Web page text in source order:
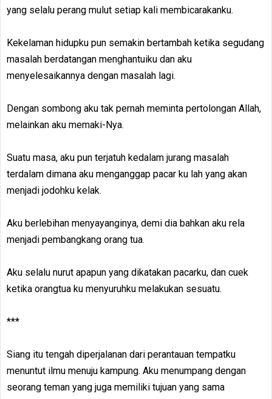
yang selalu perang mulut setiap kali membicarakanku.
Kekelaman hidupku pun semakin bertambah ketika segudang
masalah berdatangan menghantuiku dan aku
menyelesaikannya dengan masalah lagi.
Dengan sombong aku tak pernah meminta pertolongan Allah,
melainkan aku memaki-Nya.
Suatu masa, aku pun terjatuh kedalam jurang masalah
terdalam dimana aku menganggap pacar ku lah yang akan
menjadi jodohku kelak.
Aku berlebihan menyayanginya, demi dia bahkan aku rela
menjadi pembangkang orang tua.
Aku selalu nurut apapun yang dikatakan pacarku, dan cuek
ketika orangtua ku menyuruhku melakukan sesuatu.
***
Siang itu tengah diperjalanan dari perantauan tempatku
menuntut ilmu menuju kampung. Aku menumpang dengan
seorang teman yang juga memiliki tujuan yang sama